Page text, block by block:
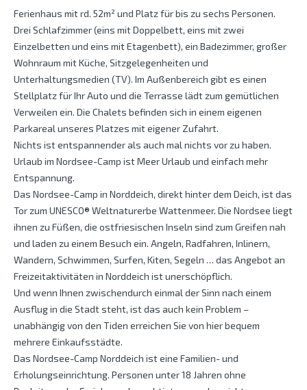
Ferienhaus mit rd. 52m² und Platz für bis zu sechs Personen.
Drei Schlafzimmer (eins mit Doppelbett, eins mit zwei
Einzelbetten und eins mit Etagenbett), ein Badezimmer, großer
Wohnraum mit Küche, Sitzgelegenheiten und
Unterhaltungsmedien (TV). Im Außenbereich gibt es einen
Stellplatz für Ihr Auto und die Terrasse lädt zum gemütlichen
Verweilen ein. Die Chalets befinden sich in einem eigenen
Parkareal unseres Platzes mit eigener Zufahrt.
Nichts ist entspannender als auch mal nichts vor zu haben.
Urlaub im Nordsee-Camp ist Meer Urlaub und einfach mehr
Entspannung.
Das Nordsee-Camp in Norddeich, direkt hinter dem Deich, ist das
Tor zum UNESCO® Weltnaturerbe Wattenmeer. Die Nordsee liegt
ihnen zu Füßen, die ostfriesischen Inseln sind zum Greifen nah
und laden zu einem Besuch ein. Angeln, Radfahren, Inlinern,
Wandern, Schwimmen, Surfen, Kiten, Segeln … das Angebot an
Freizeitaktivitäten in Norddeich ist unerschöpflich.
Und wenn Ihnen zwischendurch einmal der Sinn nach einem
Ausflug in die Stadt steht, ist das auch kein Problem –
unabhängig von den Tiden erreichen Sie von hier bequem
mehrere Einkaufsstädte.
Das Nordsee-Camp Norddeich ist eine Familien- und
Erholungseinrichtung. Personen unter 18 Jahren ohne